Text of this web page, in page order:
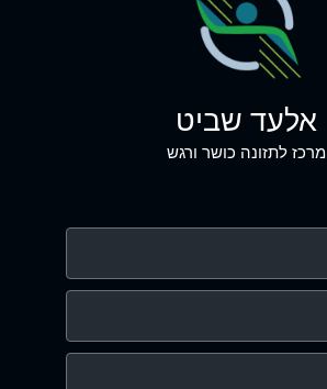
אלעד שביט
מרכז לתזונה כושר ורגש